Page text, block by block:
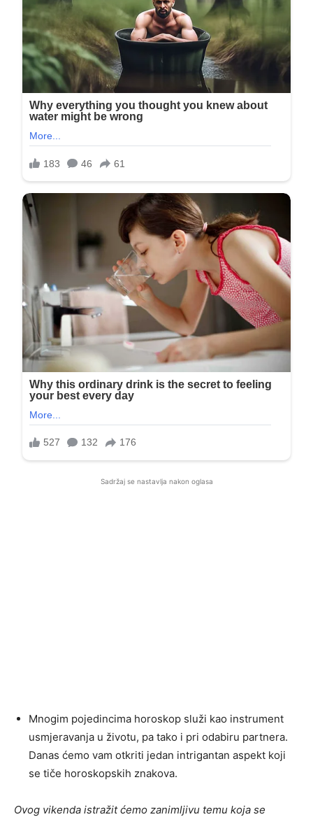
Sadržaj se nastavlja nakon oglasa
Mnogim pojedincima horoskop služi kao instrument
usmjeravanja u životu, pa tako i pri odabiru partnera.
Danas ćemo vam otkriti jedan intrigantan aspekt koji
se tiče horoskopskih znakova.
Ovog vikenda istražit ćemo zanimljivu temu koja se